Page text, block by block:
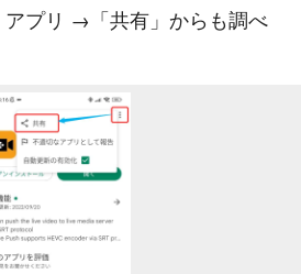
アプリ →「共有」からも調べ